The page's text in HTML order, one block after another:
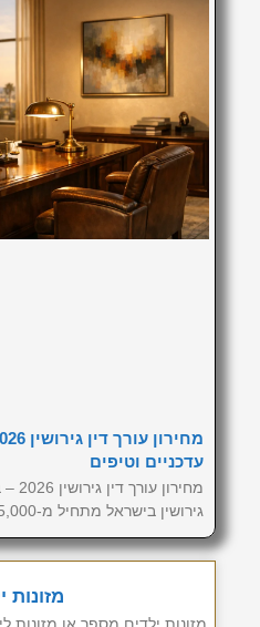
עדכניים וטיפים
גירושין בישראל מתחיל מ-₪5,000 לגירושין בהסכמה ומגיע
מזונות